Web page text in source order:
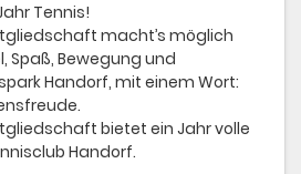
Tennis!
macht’s möglich
Spaß, Bewegung und
Handorf, mit einem Wort:
bietet ein Jahr volle
Handorf.